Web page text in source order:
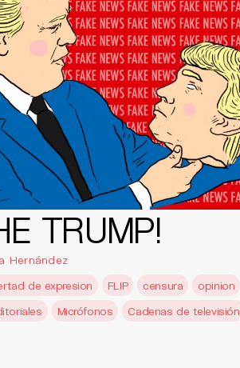
TRUMP!
Hernández
de expresion FLIP censura opinion
Micrófonos Cadenas de televisión